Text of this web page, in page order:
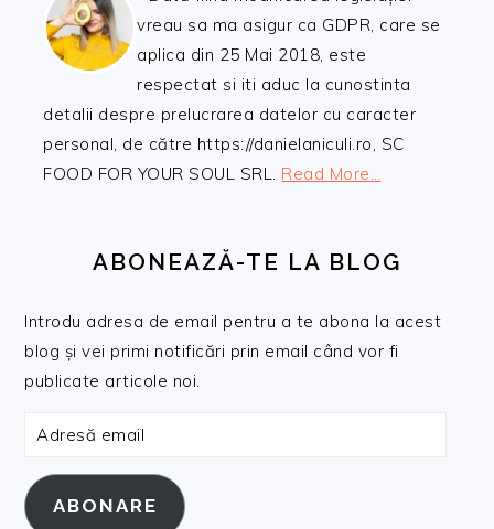
vreau sa ma asigur ca GDPR, care se
aplica din 25 Mai 2018, este
respectat si iti aduc la cunostinta
detalii despre prelucrarea datelor cu caracter
personal, de către https://danielaniculi.ro, SC
FOOD FOR YOUR SOUL SRL. Read More…
ABONEAZĂ-TE LA BLOG
Introdu adresa de email pentru a te abona la acest
blog și vei primi notificări prin email când vor fi
publicate articole noi.
Adresă
ABONARE